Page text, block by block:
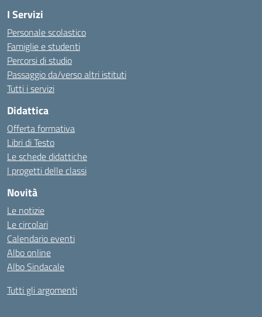
I Servizi
Personale scolastico
Famiglie e studenti
Percorsi di studio
Passaggio da/verso altri istituti
Tutti i servizi
Didattica
Offerta formativa
Libri di Testo
Le schede didattiche
I progetti delle classi
Novità
Le notizie
Le circolari
Calendario eventi
Albo online
Albo Sindacale
Tutti gli argomenti